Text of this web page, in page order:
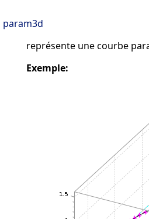
param3d
représente une courbe
Exemple: